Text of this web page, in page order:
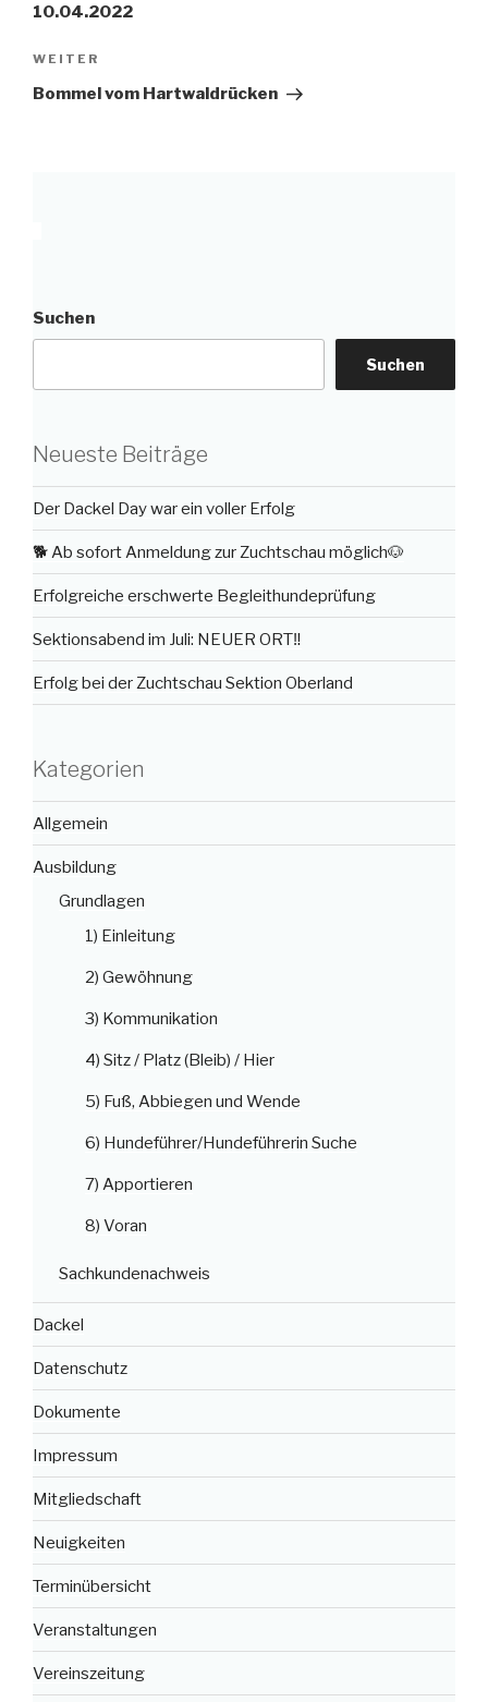
10.04.2022
Nächster
Beitrag
WEITER
Bommel vom Hartwaldrücken
Suchen
Suchen
Neueste Beiträge
Der Dackel Day war ein voller Erfolg
🐕 Ab sofort Anmeldung zur Zuchtschau möglich🐶
Erfolgreiche erschwerte Begleithundeprüfung
Sektionsabend im Juli: NEUER ORT‼️
Erfolg bei der Zuchtschau Sektion Oberland
Kategorien
Allgemein
Ausbildung
Grundlagen
1) Einleitung
2) Gewöhnung
3) Kommunikation
4) Sitz / Platz (Bleib) / Hier
5) Fuß, Abbiegen und Wende
6) Hundeführer/Hundeführerin Suche
7) Apportieren
8) Voran
Sachkundenachweis
Dackel
Datenschutz
Dokumente
Impressum
Mitgliedschaft
Neuigkeiten
Terminübersicht
Veranstaltungen
Vereinszeitung